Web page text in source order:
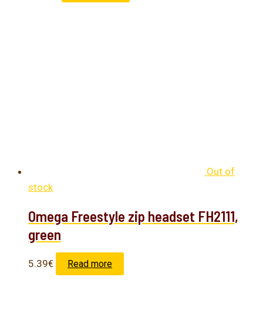
Out of
stock
Omega Freestyle zip headset FH2111,
green
5.39€ Read more